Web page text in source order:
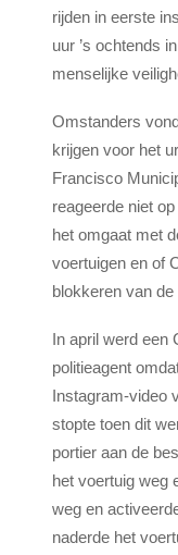
rijden in eerste
uur ’s ochtends
menselijke
Omstanders
krijgen voor het
Francisco
reageerde niet
het omgaat met
voertuigen en of
blokkeren van de
In april werd een
politieagent
Instagram-video
stopte toen dit
portier aan de
het voertuig weg
weg en
naderde het